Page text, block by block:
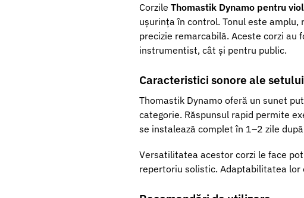
Corzile Thomastik Dynamo pentru
ușurința în control. Tonul este
precizie remarcabilă. Aceste corzi
instrumentist, cât și pentru public.
Caracteristici sonore ale
Thomastik Dynamo oferă un sunet
categorie. Răspunsul rapid permite
se instalează complet în 1–2 zile
Versatilitatea acestor corzi le face
repertoriu solistic. Adaptabilitatea